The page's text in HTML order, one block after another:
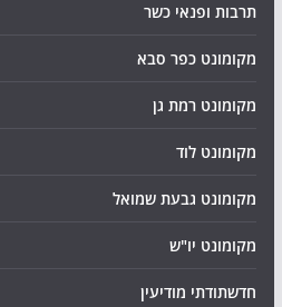
תרבות ופנאי כשר
מקומונט כפר סבא
מקומונט רמת גן
מקומונט לוד
מקומונט גבעת שמואל
מקומונט יו"ש
חדשתודתי מודיעין